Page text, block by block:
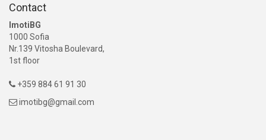
Contact
ImotiBG
1000 Sofia
Nr.139 Vitosha Boulevard,
1st floor
 +359 884 61 91 30
 imotibg@gmail.com